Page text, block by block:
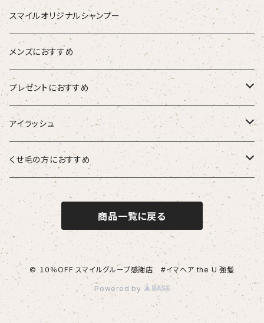
ストレートアイロン
ブラシ
スタイリング剤
ETORAS エトラス
hairU ハイル
nine
スキャルプブラシ
青粒
海活潤
エステプロラボ
スマイルオリジナルシャンプー
メンズにおすすめ
プレゼントにおすすめ
大人女性
男性
女性
アイラッシュ
HSC強髪
くせ毛の方におすすめ
suwae（スワエ）
商品一覧に戻る
© １０％OFF スマイルグループ感謝店 #イマヘア the U 強髪
Powered by